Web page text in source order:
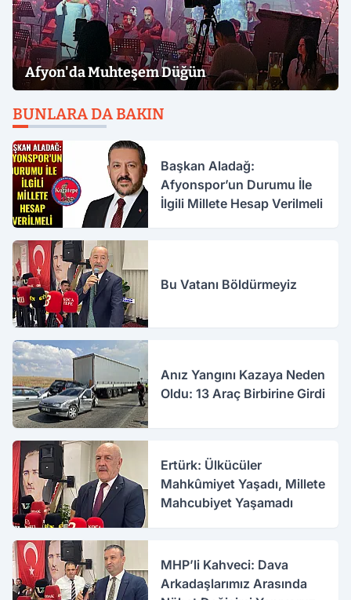
Afyon'da Muhteşem Düğün
BUNLARA DA BAKIN
Başkan Aladağ:
Afyonspor’un Durumu İle
İlgili Millete Hesap Verilmeli
Bu Vatanı Böldürmeyiz
Anız Yangını Kazaya Neden
Oldu: 13 Araç Birbirine Girdi
Ertürk: Ülkücüler
Mahkûmiyet Yaşadı, Millete
Mahcubiyet Yaşamadı
MHP’li Kahveci: Dava
Arkadaşlarımız Arasında